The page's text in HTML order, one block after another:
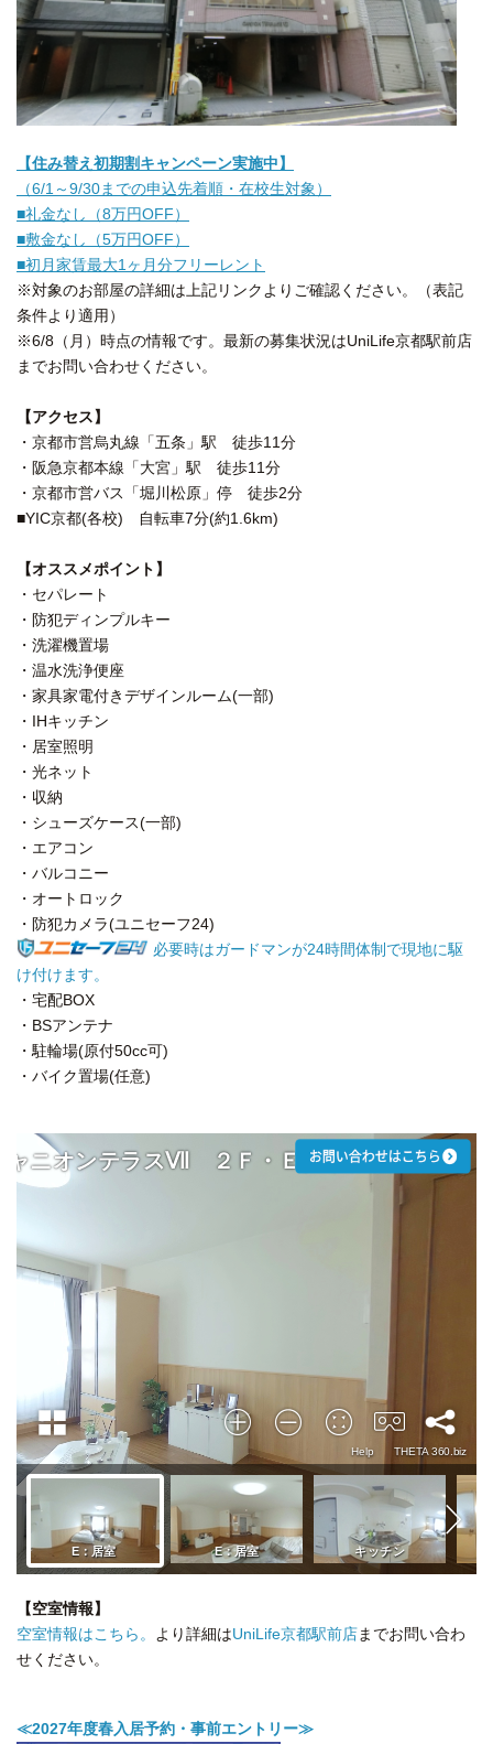
【住み替え初期割キャンペーン実施中】
（6/1～9/30までの申込先着順・在校生対象）
■礼金なし（8万円OFF）
■敷金なし（5万円OFF）
■初月家賃最大1ヶ月分フリーレント
※対象のお部屋の詳細は上記リンクよりご確認ください。（表記
条件より適用）
※6/8（月）時点の情報です。最新の募集状況はUniLife京都駅前店
までお問い合わせください。
【アクセス】
・京都市営烏丸線「五条」駅 徒歩11分
・阪急京都本線「大宮」駅 徒歩11分
・京都市営バス「堀川松原」停 徒歩2分
■YIC京都(各校) 自転車7分(約1.6km)
【オススメポイント】
・セパレート
・防犯ディンプルキー
・洗濯機置場
・温水洗浄便座
・家具家電付きデザインルーム(一部)
・IHキッチン
・居室照明
・光ネット
・収納
・シューズケース(一部)
・エアコン
・バルコニー
・オートロック
・防犯カメラ(ユニセーフ24)
必要時はガードマンが24時間体制で現地に駆
け付けます。
・宅配BOX
・BSアンテナ
・駐輪場(原付50cc可)
・バイク置場(任意)
【空室情報】
空室情報はこちら。
より詳細はUniLife京都駅前店までお問い合わ
せください。
≪2027年度春入居予約・事前エントリー≫